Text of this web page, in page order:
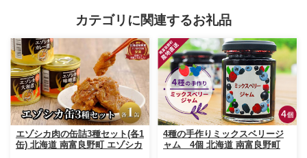
カテゴリに関連するお礼品
エゾシカ肉の缶詰3種セット(各1
缶) 北海道 南富良野町 エゾシカ
4種の手作りミックスベリージ
ャム 4個 北海道 南富良野町